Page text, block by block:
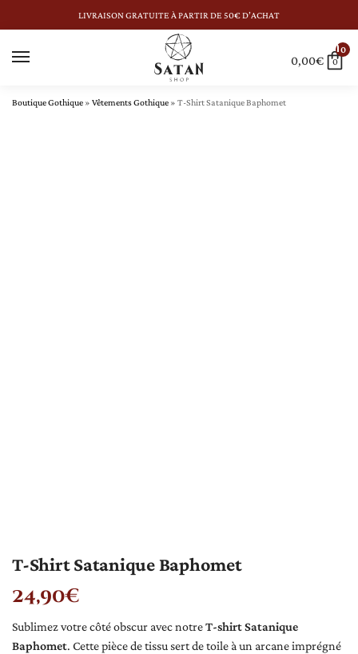
LIVRAISON GRATUITE À PARTIR DE 50€ D’ACHAT
0
0,00€ 0
Boutique Gothique » Vêtements Gothique » T-Shirt Satanique Baphomet
T-Shirt Satanique Baphomet
24,90€
Sublimez votre côté obscur avec notreT-shirt Satanique
Baphomet. Cette pièce de tissu sert de toile à un arcane imprégné